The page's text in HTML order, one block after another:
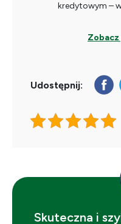
kredytowym –
Udostępnij:
Skuteczna i